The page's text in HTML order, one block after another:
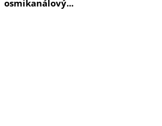
osmikanálový...